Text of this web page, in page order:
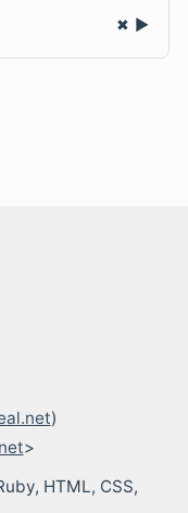
✖
)
>
HTML, CSS,